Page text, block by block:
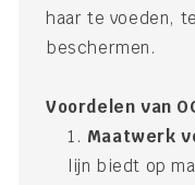
haar te voeden,
beschermen.
Voordelen van
Maatwerk
lijn biedt op